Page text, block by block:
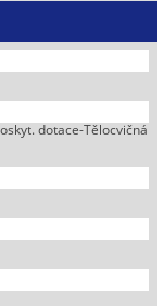
dotace-Tělocvičná